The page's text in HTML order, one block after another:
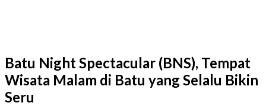
Batu Night Spectacular (BNS), Tempat
Wisata Malam di Batu yang Selalu Bikin
Seru